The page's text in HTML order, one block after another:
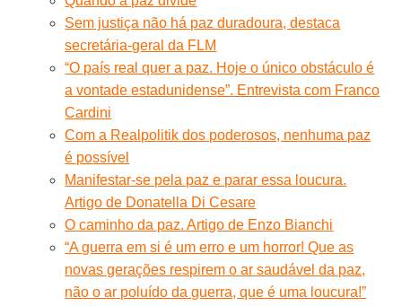
Sem justiça não há paz duradoura, destaca
secretária-geral da FLM
“O país real quer a paz. Hoje o único obstáculo é
a vontade estadunidense”. Entrevista com Franco
Cardini
Com a Realpolitik dos poderosos, nenhuma paz
é possível
Manifestar-se pela paz e parar essa loucura.
Artigo de Donatella Di Cesare
O caminho da paz. Artigo de Enzo Bianchi
“A guerra em si é um erro e um horror! Que as
novas gerações respirem o ar saudável da paz,
não o ar poluído da guerra, que é uma loucura!”